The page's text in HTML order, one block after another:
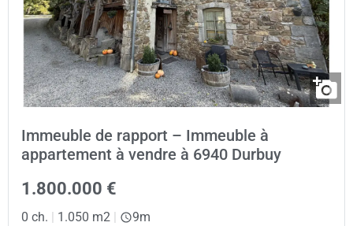
Immeuble de rapport – Immeuble à
appartement à vendre à 6940 Durbuy
1.800.000 €
0 ch. 1.050 m2 9m